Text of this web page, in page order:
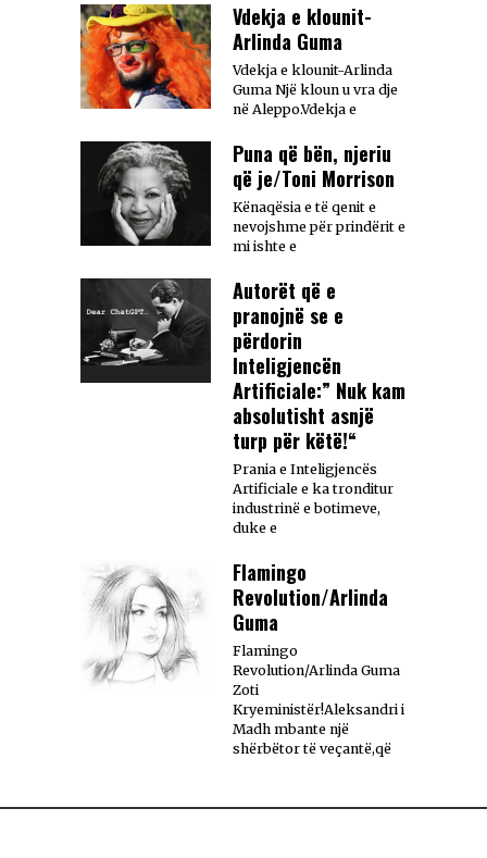
Vdekja e klounit-
Arlinda Guma
Vdekja e klounit-Arlinda
Guma Një kloun u vra dje
në Aleppo.Vdekja e
Puna që bën, njeriu
që je/Toni Morrison
Kënaqësia e të qenit e
nevojshme për prindërit e
mi ishte e
Autorët që e
pranojnë se e
përdorin
Inteligjencën
Artificiale:” Nuk kam
absolutisht asnjë
turp për këtë!“
Prania e Inteligjencës
Artificiale e ka tronditur
industrinë e botimeve,
duke e
Flamingo
Revolution/Arlinda
Guma
Flamingo
Revolution/Arlinda Guma
Zoti
Kryeministër!Aleksandri i
Madh mbante një
shërbëtor të veçantë,që